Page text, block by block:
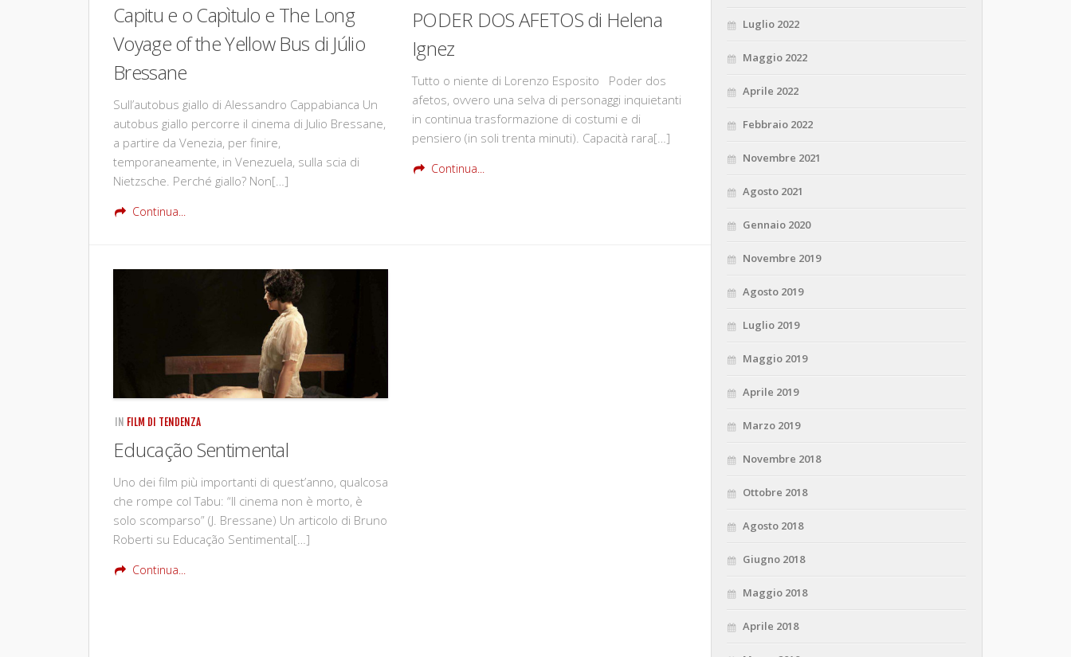
Capitu e o Capìtulo e The Long
Voyage of the Yellow Bus di Júlio
Bressane
Sull’autobus giallo di Alessandro Cappabianca Un
autobus giallo percorre il cinema di Julio Bressane,
a partire da Venezia, per finire,
temporaneamente, in Venezuela, sulla scia di
Nietzsche. Perché giallo? Non[…]
Continua...
PODER DOS AFETOS di Helena
Ignez
Tutto o niente di Lorenzo Esposito Poder dos
afetos, ovvero una selva di personaggi inquietanti
in continua trasformazione di costumi e di
pensiero (in soli trenta minuti). Capacità rara[…]
Continua...
IN FILM DI TENDENZA
Educação Sentimental
Uno dei film più importanti di quest’anno, qualcosa
che rompe col Tabu: “Il cinema non è morto, è
solo scomparso” (J. Bressane) Un articolo di Bruno
Roberti su Educação Sentimental[…]
Continua...
Luglio 2022
Maggio 2022
Aprile 2022
Febbraio 2022
Novembre 2021
Agosto 2021
Gennaio 2020
Novembre 2019
Agosto 2019
Luglio 2019
Maggio 2019
Aprile 2019
Marzo 2019
Novembre 2018
Ottobre 2018
Agosto 2018
Giugno 2018
Maggio 2018
Aprile 2018